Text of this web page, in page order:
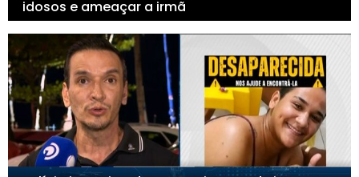
idosos e ameaçar a irmã